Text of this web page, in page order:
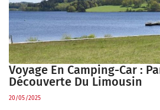
Voyage En Camping-Car :
Découverte Du Limousin
20/05/2025